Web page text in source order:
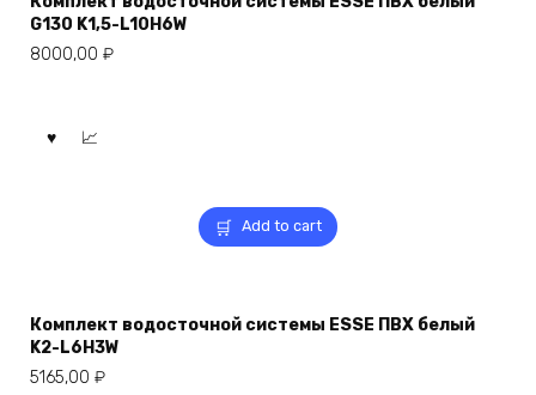
G130 K1,5-L10H6W
8000,00 ₽
Add to cart
Комплект водосточной системы ESSE ПВХ белый
K2-L6H3W
5165,00 ₽